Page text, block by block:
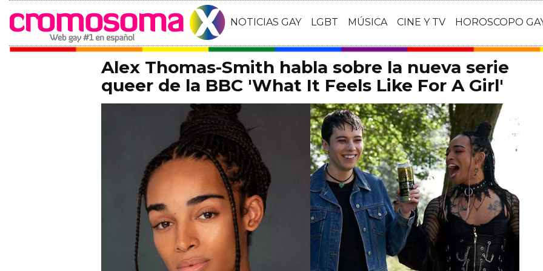
NOTICIAS GAY LGBT MÚSICA CINE Y TV HOROSCOPO
Alex Thomas-Smith habla sobre la nueva serie
queer de la BBC 'What It Feels Like For A Girl'